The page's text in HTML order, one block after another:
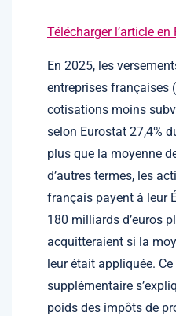
Télécharger l’article en
En 2025, les
entreprises françaises
cotisations moins
selon Eurostat 27,4%
plus que la moyenne
d’autres termes, les
français payent à leur
180 milliards d’euros
acquitteraient si la
leur était appliquée.
supplémentaire
poids des impôts de